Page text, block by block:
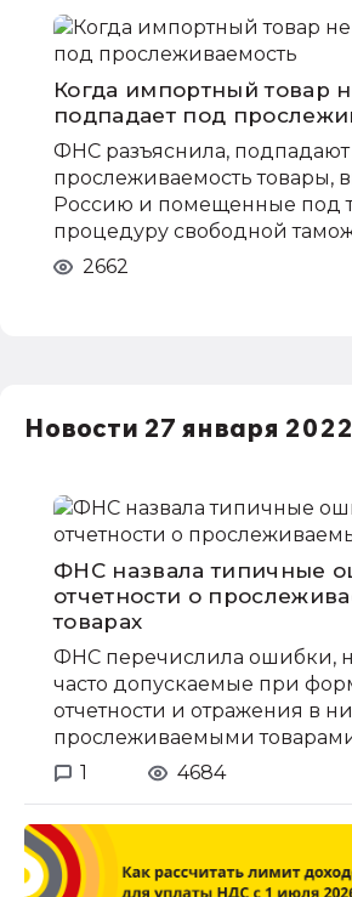
Когда импортный товар
подпадает под
ФНС разъяснила,
прослеживаемость товары,
Россию и помещенные под
процедуру свободной
2662
Новости 27 января 2022
ФНС назвала типичные
отчетности о
товарах
ФНС перечислила ошибки,
часто допускаемые при
отчетности и отражения в
прослеживаемыми
1
4684